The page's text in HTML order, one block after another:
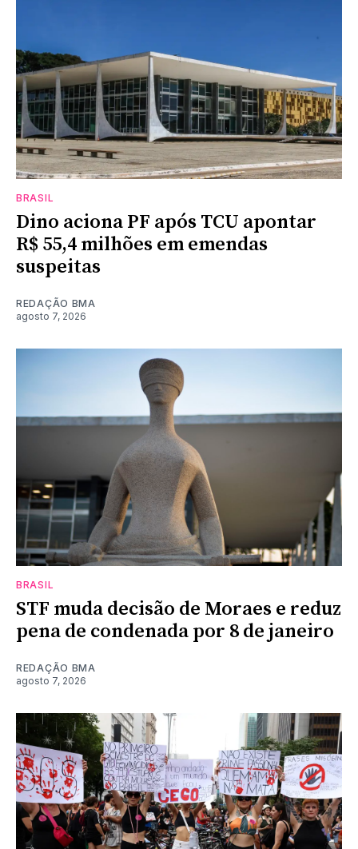
BRASIL
Dino aciona PF após TCU apontar
R$ 55,4 milhões em emendas
suspeitas
REDAÇÃO BMA
agosto 7, 2026
BRASIL
STF muda decisão de Moraes e reduz
pena de condenada por 8 de janeiro
REDAÇÃO BMA
agosto 7, 2026